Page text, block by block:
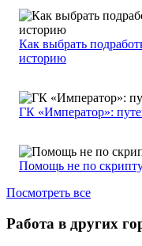
Как выбрать
историю
ГК «Император»:
Помощь не по
Посмотреть все
Работа в других